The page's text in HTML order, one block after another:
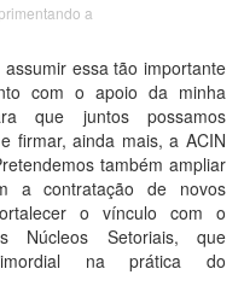
a
essa tão importante
com o apoio da minha
que juntos possamos
firmar, ainda mais, a ACIN
também ampliar
a contratação de novos
o vínculo com o
Núcleos Setoriais, que
na prática do